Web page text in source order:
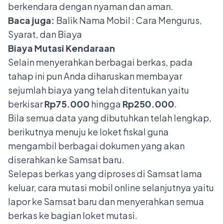
berkendara dengan nyaman dan aman.
Baca juga: Balik Nama Mobil : Cara Mengurus,
Syarat, dan Biaya
Biaya Mutasi Kendaraan
Selain menyerahkan berbagai berkas, pada
tahap ini pun Anda diharuskan membayar
sejumlah biaya yang telah ditentukan yaitu
berkisarRp75.000 hingga Rp250.000.
Bila semua data yang dibutuhkan telah lengkap,
berikutnya menuju ke loket fiskal guna
mengambil berbagai dokumen yang akan
diserahkan ke Samsat baru.
Selepas berkas yang diproses di Samsat lama
keluar, cara mutasi mobil online selanjutnya yaitu
lapor ke Samsat baru dan menyerahkan semua
berkas ke bagian loket mutasi.